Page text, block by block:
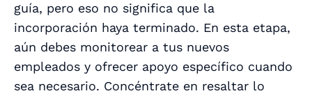
guía, pero eso no significa que la
incorporación haya terminado. En esta etapa,
aún debes monitorear a tus nuevos
empleados y ofrecer apoyo específico cuando
sea necesario. Concéntrate en resaltar lo